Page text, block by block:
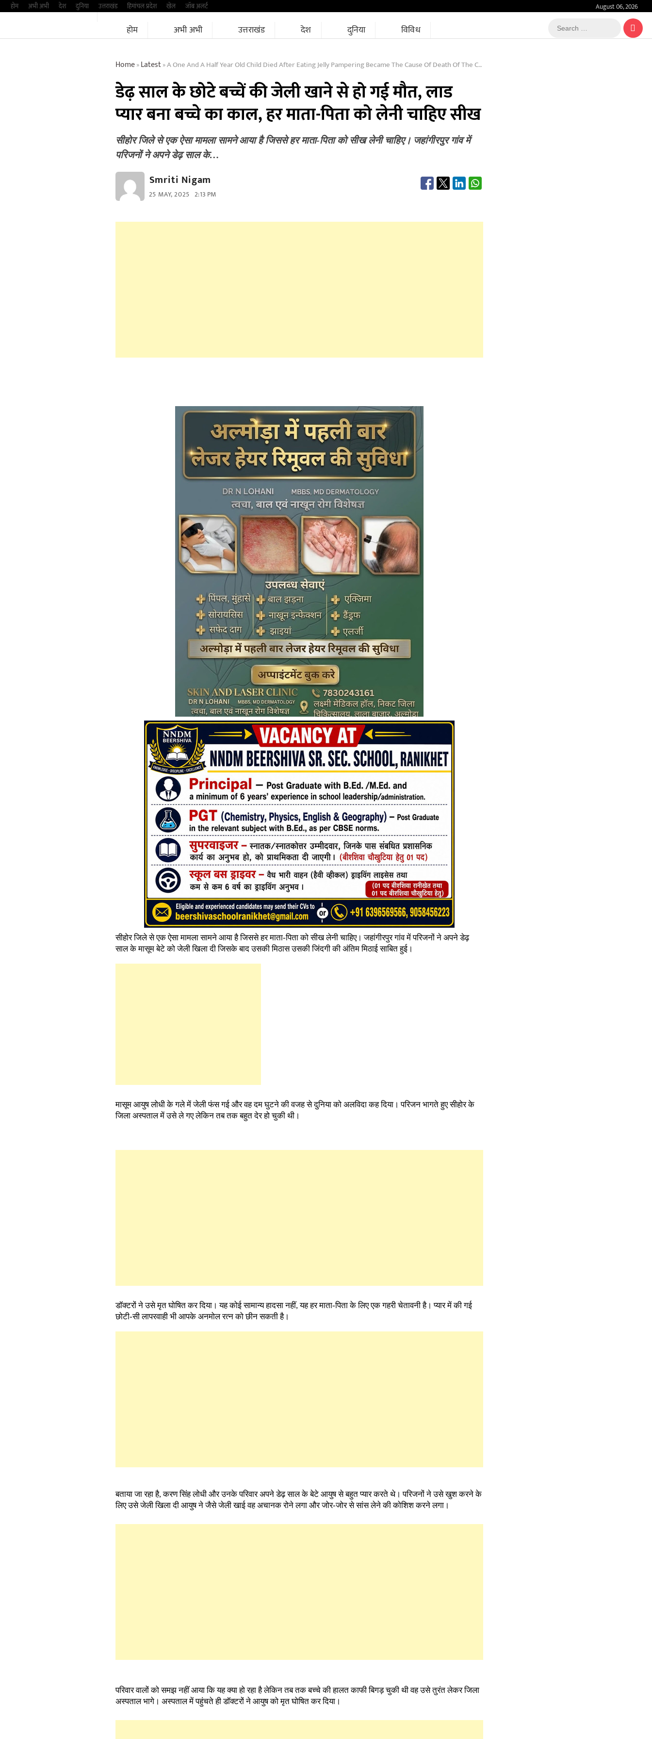
Skipहोम अभी अभी देश दुनिया उत्तराखंड हिमांचल प्रदेश खेल जॉब अलर्ट August 06, 2026
होम अभी अभी उत्तराखंड देश दुनिया विविध
Search
…
Home»Latest»A One And A Half Year Old Child Died After Eating Jelly Pampering Became The Cause Of Death Of The Child Every Parent Should Learn A Lesson
डेढ़ साल के छोटे बच्चें की जेली खाने से हो गई मौत, लाड
प्यार बना बच्चे का काल, हर माता-पिता को लेनी चाहिए सीख
सीहोर जिले से एक ऐसा मामला सामने आया है जिससे हर माता-पिता को सीख लेनी चाहिए। जहांगीरपुर गांव में
परिजनों ने अपने डेढ़ साल के…
Smriti Nigam
25 MAY, 2025 2:13 PM
सीहोर जिले से एक ऐसा मामला सामने आया है जिससे हर माता-पिता को सीख लेनी चाहिए। जहांगीरपुर गांव में परिजनों ने अपने डेढ़
साल के मासूम बेटे को जेली खिला दी जिसके बाद उसकी मिठास उसकी जिंदगी की अंतिम मिठाई साबित हुई।
मासूम आयुष लोधी के गले में जेली फंस गई और वह दम घुटने की वजह से दुनिया को अलविदा कह दिया। परिजन भागते हुए सीहोर के
जिला अस्पताल में उसे ले गए लेकिन तब तक बहुत देर हो चुकी थी।
डॉक्टरों ने उसे मृत घोषित कर दिया। यह कोई सामान्य हादसा नहीं, यह हर माता-पिता के लिए एक गहरी चेतावनी है। प्यार में की गई
छोटी-सी लापरवाही भी आपके अनमोल रत्न को छीन सकती है।
बताया जा रहा है, करण सिंह लोधी और उनके परिवार अपने डेढ़ साल के बेटे आयुष से बहुत प्यार करते थे। परिजनों ने उसे खुश करने के
लिए उसे जेली खिला दी आयुष ने जैसे जेली खाई वह अचानक रोने लगा और जोर-जोर से सांस लेने की कोशिश करने लगा।
परिवार वालों को समझ नहीं आया कि यह क्या हो रहा है लेकिन तब तक बच्चे की हालत काफी बिगड़ चुकी थी वह उसे तुरंत लेकर जिला
अस्पताल भागे। अस्पताल में पहुंचते ही डॉक्टरों ने आयुष को मृत घोषित कर दिया।